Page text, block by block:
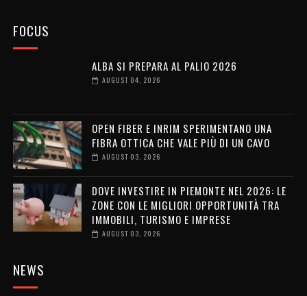
FOCUS
ALBA SI PREPARA AL PALIO 2026
AUGUST 04, 2026
OPEN FIBER E INRIM SPERIMENTANO UNA
FIBRA OTTICA CHE VALE PIÙ DI UN CAVO
AUGUST 03, 2026
DOVE INVESTIRE IN PIEMONTE NEL 2026: LE
ZONE CON LE MIGLIORI OPPORTUNITÀ TRA
IMMOBILI, TURISMO E IMPRESE
AUGUST 03, 2026
NEWS